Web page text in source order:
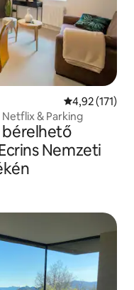
Átlagos
4,92 (171)
& Parking
bérelhető
Nemzeti